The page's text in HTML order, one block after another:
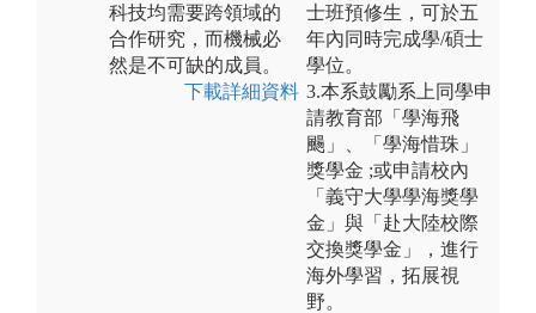
科技均需要跨領域的
合作研究，而機械必
然是不可缺的成員。
下載詳細資料
士班預修生，可於五
年內同時完成學/碩士
學位。
3.本系鼓勵系上同學申
請教育部「學海飛
颺」、「學海惜珠」
獎學金 ;或申請校內
「義守大學學海獎學
金」與「赴大陸校際
交換獎學金」，進行
海外學習，拓展視
野。